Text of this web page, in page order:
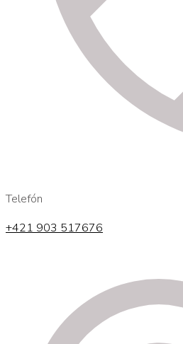
Telefón
+421 903 517676